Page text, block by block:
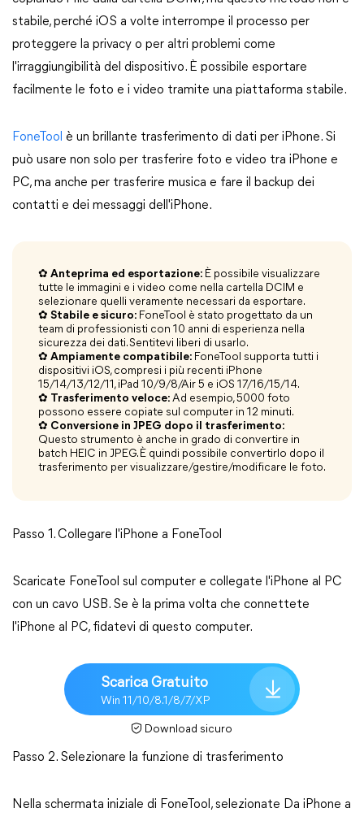
stabile, perché iOS a volte interrompe il processo per
proteggere la privacy o per altri problemi come
l'irraggiungibilità del dispositivo. È possibile esportare
facilmente le foto e i video tramite una piattaforma stabile.
FoneTool è un brillante trasferimento di dati per iPhone. Si
può usare non solo per trasferire foto e video tra iPhone e
PC, ma anche per trasferire musica e fare il backup dei
contatti e dei messaggi dell'iPhone.
✿ Anteprima ed esportazione: È possibile visualizzare
tutte le immagini e i video come nella cartella DCIM e
selezionare quelli veramente necessari da esportare.
✿ Stabile e sicuro: FoneTool è stato progettato da un
team di professionisti con 10 anni di esperienza nella
sicurezza dei dati. Sentitevi liberi di usarlo.
✿ Ampiamente compatibile: FoneTool supporta tutti i
dispositivi iOS, compresi i più recenti iPhone
15/14/13/12/11, iPad 10/9/8/Air 5 e iOS 17/16/15/14.
✿ Trasferimento veloce: Ad esempio, 5000 foto
possono essere copiate sul computer in 12 minuti.
✿ Conversione in JPEG dopo il trasferimento:
Questo strumento è anche in grado di convertire in
batch HEIC in JPEG. È quindi possibile convertirlo dopo il
trasferimento per visualizzare/gestire/modificare le foto.
Passo 1. Collegare l'iPhone a FoneTool
Scaricate FoneTool sul computer e collegate l'iPhone al PC
con un cavo USB. Se è la prima volta che connettete
l'iPhone al PC, fidatevi di questo computer.
Scarica Gratuito
Win 11/10/8.1/8/7/XP
Download sicuro
Passo 2. Selezionare la funzione di trasferimento
Nella schermata iniziale di FoneTool, selezionate Da iPhone a